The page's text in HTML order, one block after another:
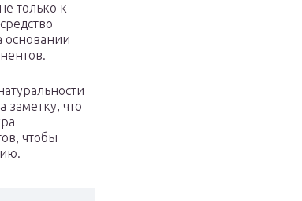
только к
основании
заметку, что
чтобы